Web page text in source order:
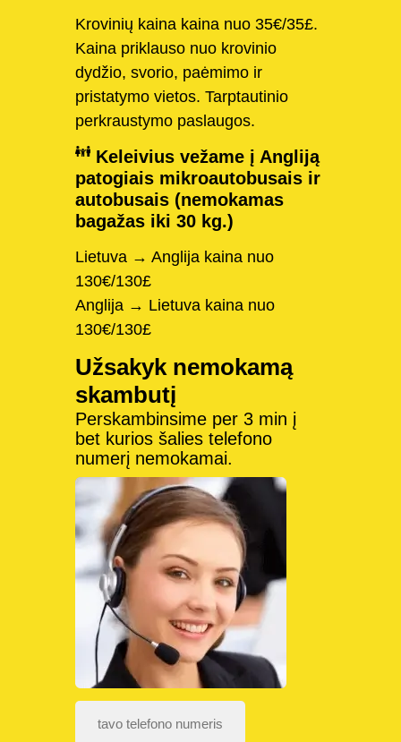
Krovinių kaina kaina nuo 35€/35£.
Kaina priklauso nuo krovinio
dydžio, svorio, paėmimo ir
pristatymo vietos. Tarptautinio
perkraustymo paslaugos.
Keleivius vežame į Angliją
patogiais mikroautobusais ir
autobusais (nemokamas
bagažas iki 30 kg.)
Lietuva → Anglija kaina nuo
130€/130£
Anglija → Lietuva kaina nuo
130€/130£
Užsakyk nemokamą
skambutį
Perskambinsime per 3 min į
bet kurios šalies telefono
numerį nemokamai.